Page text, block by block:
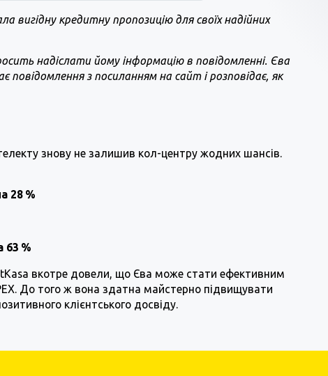
вигідну кредитну пропозицію для своїх надійних
надіслати йому інформацію в повідомленні. Єва
повідомлення з посиланням на сайт і розповідає, як
знову не залишив кол-центру жодних шансів.
28 %
63 %
вкотре довели, що Єва може стати ефективним
До того ж вона здатна майстерно підвищувати
клієнтського досвіду.